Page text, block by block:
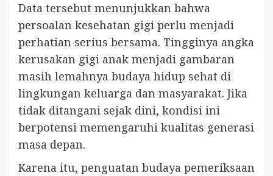
Data tersebut menunjukkan bahwa
persoalan kesehatan gigi perlu menjadi
perhatian serius bersama. Tingginya angka
kerusakan gigi anak menjadi gambaran
masih lemahnya budaya hidup sehat di
lingkungan keluarga dan masyarakat. Jika
tidak ditangani sejak dini, kondisi ini
berpotensi memengaruhi kualitas generasi
masa depan.
Karena itu, penguatan budaya pemeriksaan